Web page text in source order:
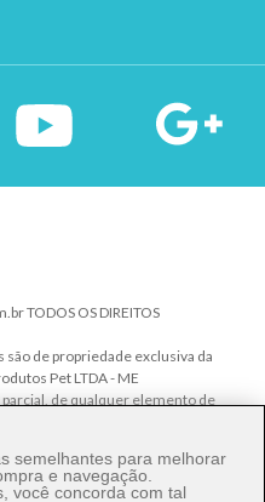
TODOS OS DIREITOS
de propriedade exclusiva da
Pet LTDA - ME
de qualquer elemento de
semelhantes para melhorar
e navegação.
você concorda com tal